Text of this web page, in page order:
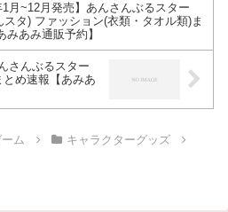
1月~12月発売】あんさんぶるスター
スタ) ファッション(衣類・タオル類)ま
みあみ通販予約】
さんぶるスター
め速報【あみあ
ム
キャラクターグッズ